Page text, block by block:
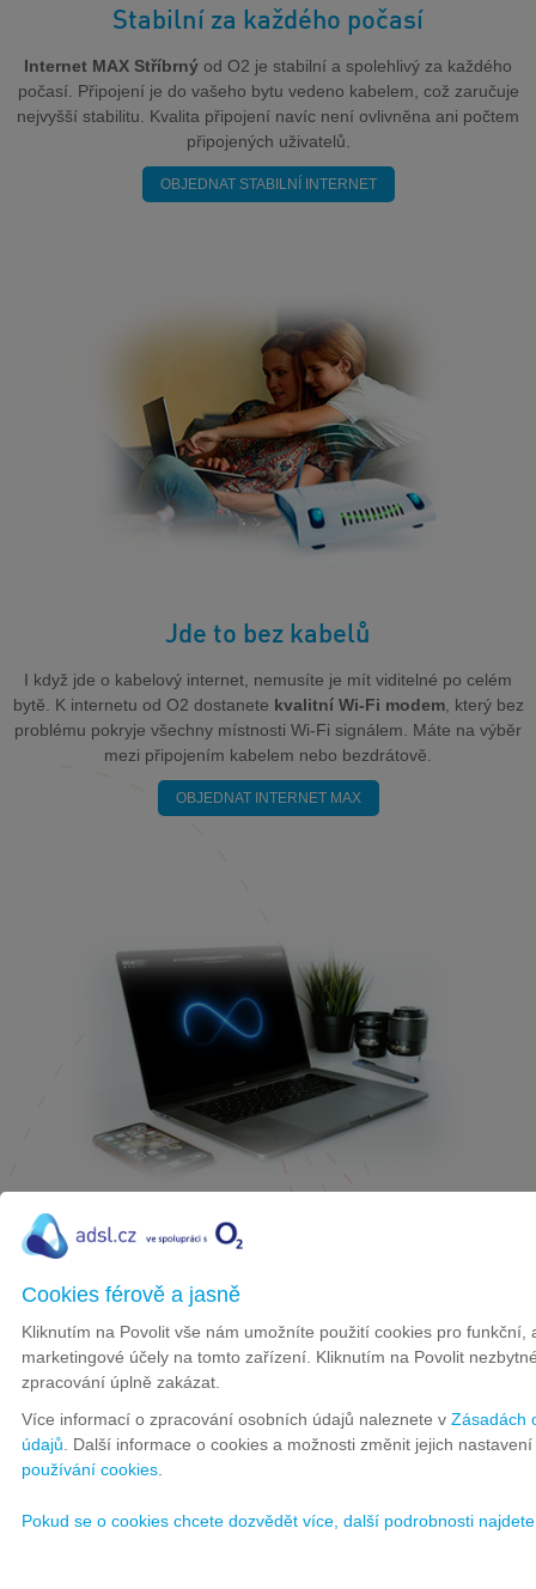
Stabilní za každého počasí
Internet MAX Stříbrný od O2 je stabilní a spolehlivý za každého
počasí. Připojení je do vašeho bytu vedeno kabelem, což zaručuje
nejvyšší stabilitu. Kvalita připojení navíc není ovlivněna ani počtem
připojených uživatelů.
OBJEDNAT STABILNÍ INTERNET
Jde to bez kabelů
I když jde o kabelový internet, nemusíte je mít viditelné po celém
bytě. K internetu od O2 dostanete kvalitní Wi-Fi modem, který bez
problému pokryje všechny místnosti Wi-Fi signálem. Máte na výběr
mezi připojením kabelem nebo bezdrátově.
OBJEDNAT INTERNET MAX
Žádný datový limit
Internet MAX Stříbrný od O2 nemá žádné datové omezení.
vhodný také pro stahování HD filmů, fotek, hudby nebo sledování
internetové televize v HD rozlišení. Nemusíte se bát žádných
omezení ani FUP!
OBJEDNAT NEOMEZENÝ INTERNET
Cookies férově a jasně
Kliknutím na Povolit vše nám umožníte použití cookies pro funkční,
marketingové účely na tomto zařízení. Kliknutím na Povolit
zpracování úplně zakázat.
Více informací o zpracování osobních údajů naleznete v Zásadách
údajů . Další informace o cookies a možnosti změnit jejich
používání cookies.
Pokud se o cookies chcete dozvědět více, další podrobnosti